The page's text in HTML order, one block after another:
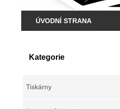
ÚVODNÍ STRANA
Kategorie
Tiskárny